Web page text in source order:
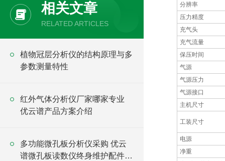
分辨率
压力精度
充气头
充气流量
保压时间
气源
气源压力
气源接口
主机尺寸
工装尺寸
电源
净重
相关文章
RELATED ARTICLES
植物冠层分析仪的结构原理与多
参数测量特性
红外气体分析仪厂家哪家专业
优云谱产品方案介绍
多功能微孔板分析仪采购 优云
谱微孔板读数仪终身维护配件供